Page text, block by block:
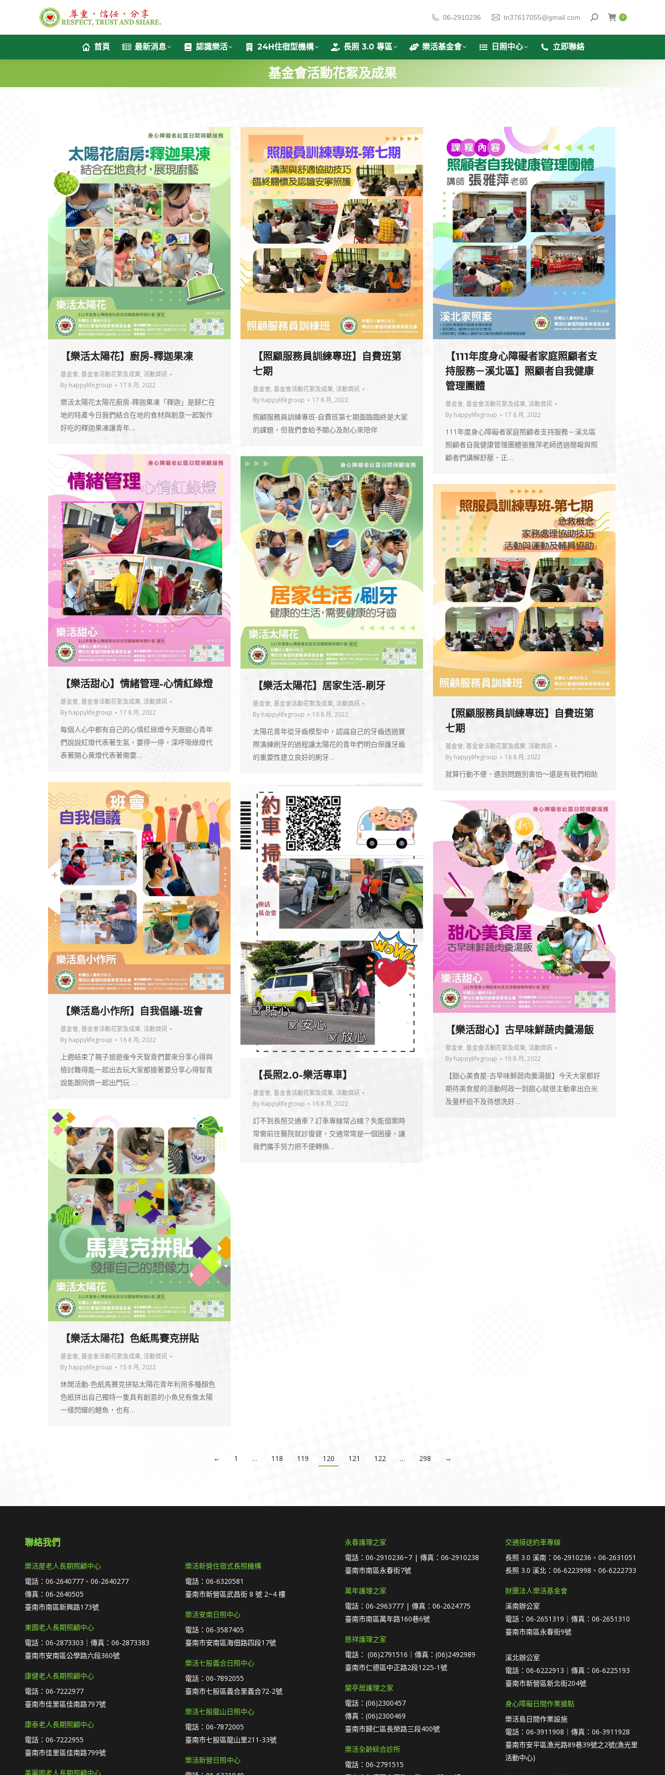
06-2910236 tn37617055@gmail.com 0
首頁 最新消息 認識樂活 24H住宿型機構 長照 3.0 專區 樂活基金會 日照中心 立即聯絡
基金會活動花絮及成果
【樂活太陽花】廚房-釋迦果凍
基金會, 基金會活動花絮及成果, 活動資訊
By happylifegroup 17 8 月, 2022
樂活太陽花太陽花廚房-釋迦果凍「釋迦」是歸仁在
地的特產今日我們結合在地的食材與創意一起製作
好吃的釋迦果凍讓青年…
【照顧服務員訓練專班】自費班第
七期
基金會, 基金會活動花絮及成果, 活動資訊
By happylifegroup 17 8 月, 2022
照顧服務員訓練專班-自費班第七期面臨臨終是大家
的課題，但我們會給予關心及耐心來陪伴
【111年度身心障礙者家庭照顧者支
持服務－溪北區】照顧者自我健康
管理團體
基金會, 基金會活動花絮及成果, 活動資訊
By happylifegroup 17 8 月, 2022
111年度身心障礙者家庭照顧者支持服務－溪北區
照顧者自我健康管理團體張雅萍老師透過簡報與照
顧者們講解舒壓、正…
【樂活甜心】情緒管理-心情紅綠燈
基金會, 基金會活動花絮及成果, 活動資訊
By happylifegroup 17 8 月, 2022
每個人心中都有自己的心情紅綠燈今天跟甜心青年
們說說紅燈代表著生氣，要停一停，深呼吸綠燈代
表著開心黃燈代表著需要…
【樂活太陽花】居家生活-刷牙
基金會, 基金會活動花絮及成果, 活動資訊
By happylifegroup 16 8 月, 2022
太陽花青年從牙齒模型中，認識自己的牙齒透過實
際演練刷牙的過程讓太陽花的青年們明白保護牙齒
的重要性建立良好的刷牙…
【照顧服務員訓練專班】自費班第
七期
基金會, 基金會活動花絮及成果, 活動資訊
By happylifegroup 16 8 月, 2022
就算行動不便、遇到問題別害怕～還是有我們相助
【樂活島小作所】自我倡議-班會
基金會, 基金會活動花絮及成果, 活動資訊
By happylifegroup 16 8 月, 2022
上週結束了親子旅遊後今天智青們要來分享心得與
檢討難得能一起出去玩大家都搶著要分享心得智青
說能跟同儕一起出門玩 …
【長照2.0-樂活專車】
基金會, 基金會活動花絮及成果, 活動資訊
By happylifegroup 16 8 月, 2022
訂不到長照交通車？訂車專線常占線？失能個案時
常需前往醫院就診復健，交通常常是一個困擾，讓
我們攜手努力把不便轉換…
【樂活甜心】古早味鮮蔬肉羹湯飯
基金會, 基金會活動花絮及成果, 活動資訊
By happylifegroup 15 8 月, 2022
【甜心美食屋-古早味鮮蔬肉羹湯飯】今天大家都好
期待美食屋的活動阿政一到甜心就很主動拿出白米
及量杯迫不及待想洗好…
【樂活太陽花】色紙馬賽克拼貼
基金會, 基金會活動花絮及成果, 活動資訊
By happylifegroup 15 8 月, 2022
休閒活動-色紙馬賽克拼貼太陽花青年利用多種顏色
色紙拼出自己獨特一隻具有創意的小魚兒有像太陽
一樣閃耀的鯉魚，也有…
← 1 … 118 119 120 121 122 … 298 →
聯絡我們
樂活屋老人長期照顧中心
電話：06-2640777、06-2640277
傳真：06-2640505
臺南市南區新興路173號
東園老人長期照顧中心
電話：06-2873303｜傳真：06-2873383
臺南市安南區公學路六段360號
康健老人長期照顧中心
電話：06-7222977
臺南市佳里區佳南路797號
康泰老人長期照顧中心
電話：06-7222955
臺南市佳里區佳南路799號
美麗園老人長期照顧中心
樂活新營住宿式長照機構
電話：06-6320581
臺南市新營區武昌街 8 號 2~4 樓
樂活安南日照中心
電話：06-3587405
臺南市安南區海佃路四段17號
樂活七股義合日照中心
電話：06-7892055
臺南市七股區義合里義合72-2號
樂活七股龍山日照中心
電話：06-7872005
臺南市七股區龍山里211-33號
樂活新營日照中心
永春護理之家
電話：06-2910236~7 | 傳真：06-2910238
臺南市南區永春街7號
萬年護理之家
電話：06-2963777 | 傳真：06-2624775
臺南市南區萬年路160巷6號
慈祥護理之家
電話： (06)2791516｜傳真：(06)2492989
臺南市仁德區中正路2段1225-1號
蘭亭居護理之家
電話：(06)2300457
傳真：(06)2300469
臺南市歸仁區長榮路三段400號
樂活全齡綜合診所
電話：06-2791515
交通接送約車專線
長照 3.0 溪南：06-2910236、06-2631051
長照 3.0 溪北：06-6223998、06-6222733
財團法人樂活基金會
溪南辦公室
電話：06-2651319｜傳真：06-2651310
臺南市南區永春街9號
溪北辦公室
電話：06-6222913｜傳真：06-6225193
臺南市新營區新北街204號
身心障礙日間作業據點
樂活島日間作業設施
電話：06-3911908｜傳真：06-3911928
臺南市安平區漁光路89巷39號之2號(漁光里
活動中心)